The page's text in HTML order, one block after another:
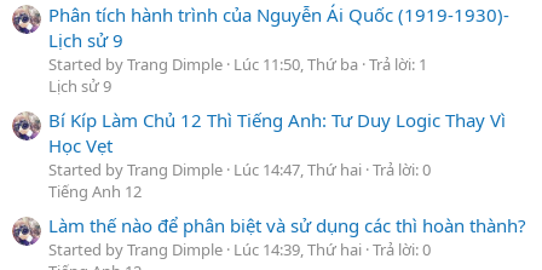
Phân tích hành trình của Nguyễn Ái Quốc (1919-1930)-
Lịch sử 9
Started by Trang Dimple Lúc 11:50, Thứ ba Trả lời: 1
Lịch sử 9
Bí Kíp Làm Chủ 12 Thì Tiếng Anh: Tư Duy Logic Thay Vì
Học Vẹt
Started by Trang Dimple Lúc 14:47, Thứ hai Trả lời: 0
Tiếng Anh 12
Làm thế nào để phân biệt và sử dụng các thì hoàn thành?
Started by Trang Dimple Lúc 14:39, Thứ hai Trả lời: 0